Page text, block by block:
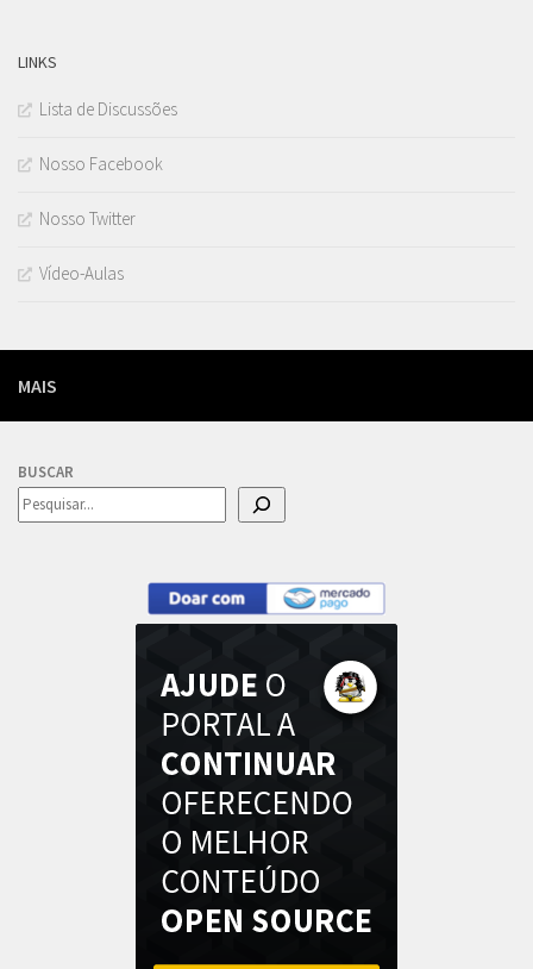
LINKS
Lista de Discussões
Nosso Facebook
Nosso Twitter
Vídeo-Aulas
MAIS
BUSCAR